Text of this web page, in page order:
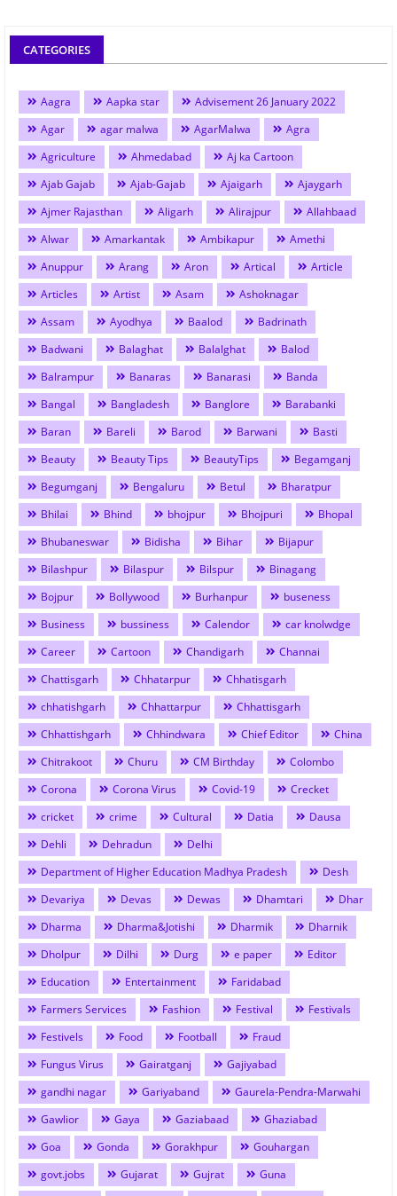
CATEGORIES
Aagra Aapka star
Advisement 26 January 2022
Agar
agar malwa AgarMalwa
Agra
Agriculture
Ahmedabad
Aj ka Cartoon
Ajab Gajab
Ajab-Gajab Ajaigarh
Ajaygarh
Ajmer Rajasthan
Aligarh Alirajpur
Allahbaad
Alwar
Amarkantak Ambikapur
Amethi
Anuppur
Arang Aron Artical
Article
Articles
Artist Asam
Ashoknagar
Assam
Ayodhya Baalod
Badrinath
Badwani
Balaghat Balalghat
Balod
Balrampur
Banaras Banarasi
Banda
Bangal
Bangladesh Banglore
Barabanki
Baran
Bareli Barod Barwani
Basti
Beauty
Beauty Tips BeautyTips
Begamganj
Begumganj
Bengaluru Betul
Bharatpur
Bhilai
Bhind bhojpur Bhojpuri
Bhopal
Bhubaneswar
Bidisha Bihar
Bijapur
Bilashpur
Bilaspur Bilspur
Binagang
Bojpur
Bollywood Burhanpur
buseness
Business
bussiness Calendor
car knolwdge
Career
Cartoon Chandigarh
Channai
Chattisgarh
Chhatarpur
Chhatisgarh
chhatishgarh
Chhattarpur
Chhattisgarh
Chhattishgarh
Chhindwara Chief Editor
China
Chitrakoot
Churu CM Birthday
Colombo
Corona
Corona Virus Covid-19
Crecket
cricket
crime Cultural Datia
Dausa
Dehli
Dehradun
Delhi
Department of Higher Education Madhya Pradesh
Desh
Devariya
Devas Dewas Dhamtari
Dhar
Dharma
Dharma&Jotishi Dharmik
Dharnik
Dholpur
Dilhi Durg e paper
Editor
Education
Entertainment
Faridabad
Farmers Services
Fashion Festival
Festivals
Festivels
Food Football
Fraud
Fungus Virus
Gairatganj
Gajiyabad
gandhi nagar
Gariyaband
Gaurela-Pendra-Marwahi
Gawlior
Gaya Gaziabaad
Ghaziabad
Goa
Gonda Gorakhpur
Gouhargan
govt.jobs
Gujarat Gujrat
Guna